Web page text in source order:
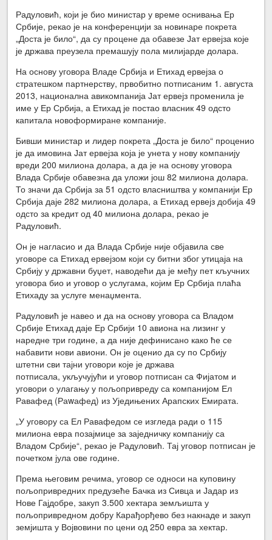
Радуловић, који је био министар у време оснивања Ер
Србије, рекао је на конференцији за новинаре покрета
„Доста је било“, да су процене да обавезе Јат ервејза које
је држава преузела премашују пола милијарде долара.
На основу уговора Владе Србија и Етихад ервејза о
стратешком партнерству, првобитно потписаним 1. августа
2013, национална авикомпанија Јат ервејз променила је
име у Ер Србија, а Етихад је постао власник 49 одсто
капитала новоформиране компаније.
Бивши министар и лидер покрета „Доста је било“ проценио
је да имовина Јат ервејза која је унета у нову компанију
вреди 200 милиона долара, а да је на основу уговора
Влада Србије обавезна да уложи још 82 милиона долара.
То значи да Србија за 51 одсто власништва у компанији Ер
Србија даје 282 милиона долара, а Етихад ервејз добија 49
одсто за кредит од 40 милиона долара, рекао је
Радуловић.
Он је нагласио и да Влада Србије није објавила све
уговоре са Етихад ервејзом који су битни због утицаја на
Србију у државни буџет, наводећи да је међу пет кључних
уговора био и уговор о услугама, којим Ер Србија плаћа
Етихаду за услуге менаџмента.
Радуловић је навео и да на основу уговора са Владом
Србије Етихад даје Ер Србији 10 авиона на лизинг у
наредне три године, а да није дефинисано како ће се
набавити нови авиони. Он је оценио да су по Србију
штетни сви тајни уговори које је држава
потписала, укључујући и уговор потписан са Фијатом и
уговори о улагању у пољопривреду са компанијом Ел
Равафед (Раwафед) из Уједињених Арапских Емирата.
„У уговору са Ел Равафедом се изгледа ради о 115
милиона евра позајмице за заједничку компанију са
Владом Србије“, рекао је Радуловић. Тај уговор потписан је
почетком јула ове године.
Према његовим речима, уговор се односи на куповину
пољопривредних предузеће Бачка из Сивца и Јадар из
Нове Гајдобре, закуп 3.500 хектара земљишта у
пољопривредном добру Карађорђево без накнаде и закуп
земјишта у Војвовини по цени од 250 евра за хектар.